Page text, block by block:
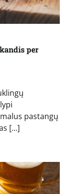
per
pastangų
[…]